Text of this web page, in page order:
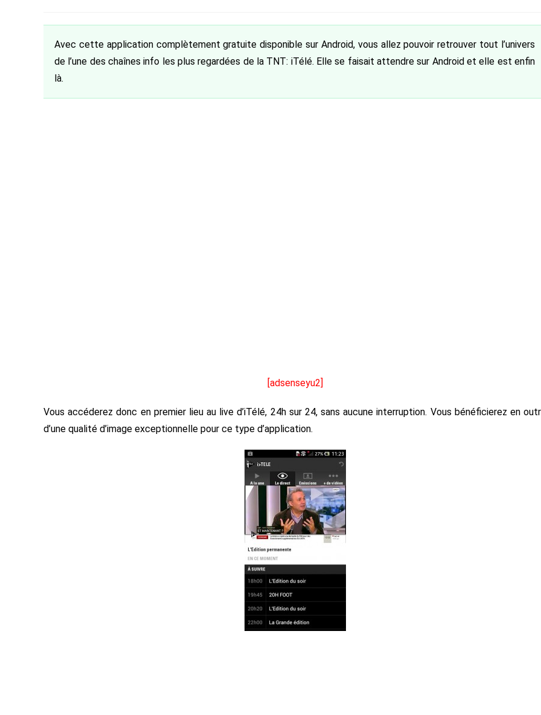
publication :
publication :
Avec cette application complètement gratuite disponible sur Android, vous allez pouvoir retrouver tout l’univers
de l’une des chaînes info les plus regardées de la TNT: iTélé. Elle se faisait attendre sur Android et elle est enfin
là.
[adsenseyu2]
Vous accéderez donc en premier lieu au live d’iTélé, 24h sur 24, sans aucune interruption. Vous bénéficierez en
d’une qualité d’image exceptionnelle pour ce type d’application.